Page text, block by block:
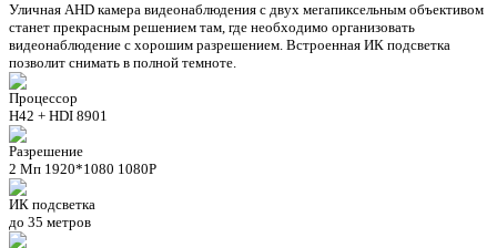
Уличная AHD камера видеонаблюдения с двух мегапиксельным объективом
станет прекрасным решением там, где необходимо организовать
видеонаблюдение с хорошим разрешением. Встроенная ИК подсветка
позволит снимать в полной темноте.
Процессор
H42 + HDI 8901
Разрешение
2 Мп 1920*1080 1080P
ИК подсветка
до 35 метров